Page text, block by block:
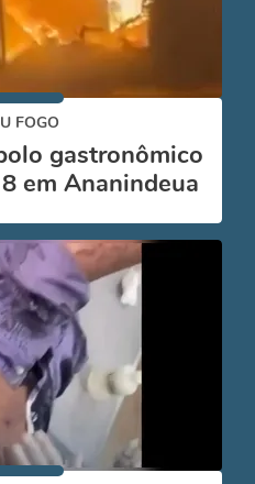
FOGO
gastronômico
em Ananindeua